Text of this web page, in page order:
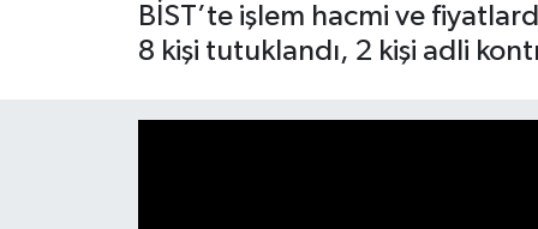
BİST’te işlem hacmi ve
8 kişi tutuklandı, 2 kişi adli
Haberler
Haber Arşivi